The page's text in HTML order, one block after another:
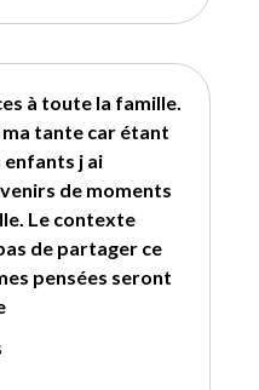
à toute la famille.
tante car étant
enfants j ai
de moments
Le contexte
de partager ce
pensées seront